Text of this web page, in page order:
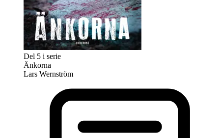
Del 5 i serie
Änkorna
Lars Wernström